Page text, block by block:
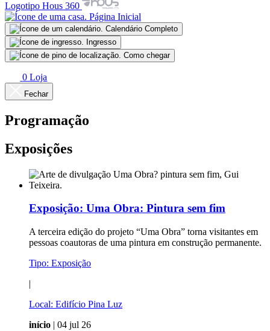
Logotipo Hous 360
Página Inicial
Calendário Completo
Ingresso
Como chegar
0 Loja
Fechar
Programação
Exposições
Exposição: Uma Obra: Pintura sem fim
A terceira edição do projeto “Uma Obra” torna visitantes em
pessoas coautoras de uma pintura em construção permanente.
Tipo: Exposição
|
Local: Edifício Pina Luz
início | 04 jul 26